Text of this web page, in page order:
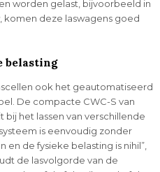
worden gelast, bijvoorbeeld in
komen deze laswagens goed
belasting
ook het geautomatiseerd
De compacte CWC-S van
bij het lassen van verschillende
is eenvoudig zonder
de fysieke belasting is nihil”,
de lasvolgorde van de